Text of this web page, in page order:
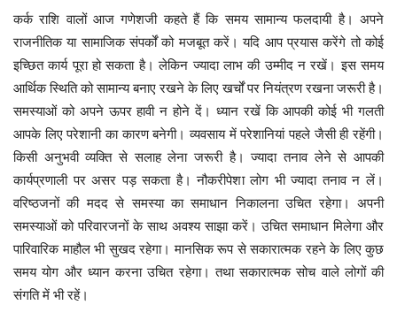
कर्क राशि वालों आज गणेशजी कहते हैं कि समय सामान्य फलदायी है। अपने
राजनीतिक या सामाजिक संपर्कों को मजबूत करें। यदि आप प्रयास करेंगे तो कोई
इच्छित कार्य पूरा हो सकता है। लेकिन ज्यादा लाभ की उम्मीद न रखें। इस समय
आर्थिक स्थिति को सामान्य बनाए रखने के लिए खर्चों पर नियंत्रण रखना जरूरी है।
समस्याओं को अपने ऊपर हावी न होने दें। ध्यान रखें कि आपकी कोई भी गलती
आपके लिए परेशानी का कारण बनेगी। व्यवसाय में परेशानियां पहले जैसी ही रहेंगी।
किसी अनुभवी व्यक्ति से सलाह लेना जरूरी है। ज्यादा तनाव लेने से आपकी
कार्यप्रणाली पर असर पड़ सकता है। नौकरीपेशा लोग भी ज्यादा तनाव न लें।
वरिष्ठजनों की मदद से समस्या का समाधान निकालना उचित रहेगा। अपनी
समस्याओं को परिवारजनों के साथ अवश्य साझा करें। उचित समाधान मिलेगा और
पारिवारिक माहौल भी सुखद रहेगा। मानसिक रूप से सकारात्मक रहने के लिए कुछ
समय योग और ध्यान करना उचित रहेगा। तथा सकारात्मक सोच वाले लोगों की
संगति में भी रहें।